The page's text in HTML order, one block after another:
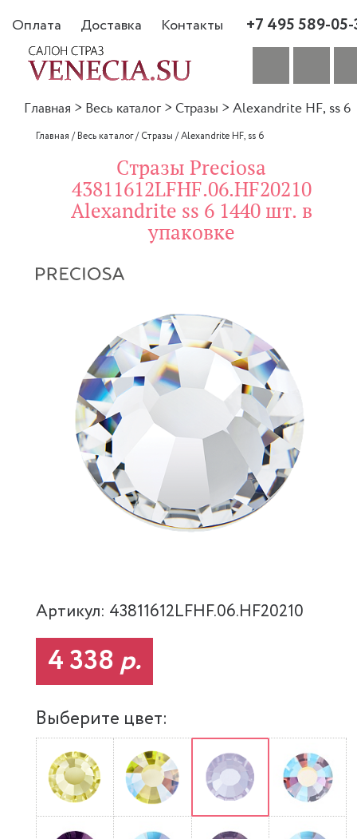
Оплата Доставка Контакты +7 495 589-
Главная > Весь каталог > Стразы > Alexandrite HF, ss 6
Главная /Весь каталог/Стразы /Alexandrite HF, ss 6
Стразы Preciosa
43811612LFHF.06.HF20210
Alexandrite ss 6 1440 шт. в
упаковке
Артикул: 43811612LFHF.06.HF20210
4 338 р.
Выберите цвет: